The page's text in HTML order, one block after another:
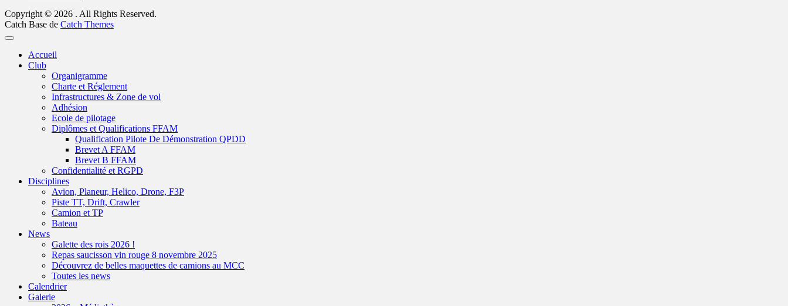
Copyright © 2026 . All Rights Reserved.
Catch Base de Catch Themes
Faire
Accueil
Club
Organigramme
Charte et Réglement
Infrastructures & Zone de vol
Adhésion
Ecole de pilotage
Diplômes et Qualifications FFAM
Qualification Pilote De Démonstration QPDD
Brevet A FFAM
Brevet B FFAM
Confidentialité et RGPD
Disciplines
Avion, Planeur, Helico, Drone, F3P
Piste TT, Drift, Crawler
Camion et TP
Bateau
News
Galette des rois 2026 !
Repas saucisson vin rouge 8 novembre 2025
Découvrez de belles maquettes de camions au MCC
Toutes les news
Calendrier
Galerie